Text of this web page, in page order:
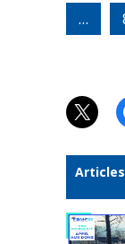
…
X